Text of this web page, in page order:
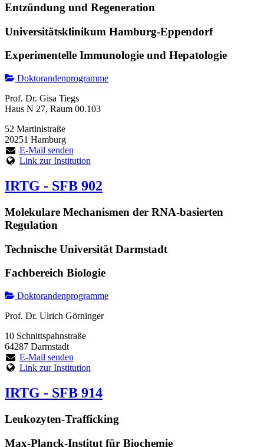
Entzündung und Regeneration
Universitätsklinikum Hamburg-Eppendorf
Experimentelle Immunologie und Hepatologie
Doktorandenprogramme
Prof. Dr. Gisa Tiegs
Haus N 27, Raum 00.103
52 Martinistraße
20251 Hamburg
E-Mail senden
Link zur Institution
IRTG - SFB 902
Molekulare Mechanismen der RNA-basierten
Regulation
Technische Universität Darmstadt
Fachbereich Biologie
Doktorandenprogramme
Prof. Dr. Ulrich Görninger
10 Schnittspahnstraße
64287 Darmstadt
E-Mail senden
Link zur Institution
IRTG - SFB 914
Leukozyten-Trafficking
Max-Planck-Institut für Biochemie